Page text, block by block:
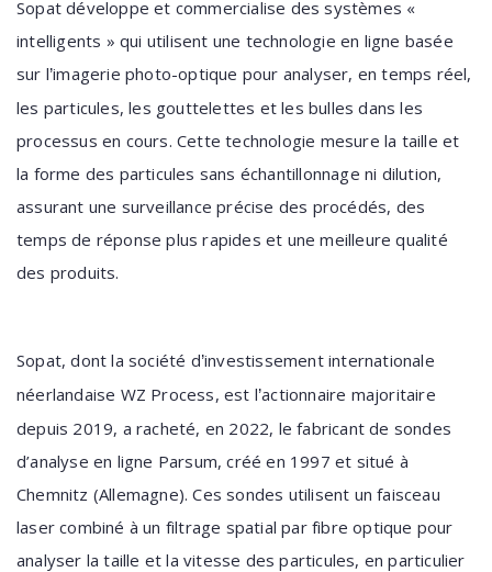
Sopat développe et commercialise des systèmes «
intelligents » qui utilisent une technologie en ligne basée
sur l’imagerie photo-optique pour analyser, en temps réel,
les particules, les gouttelettes et les bulles dans les
processus en cours. Cette technologie mesure la taille et
la forme des particules sans échantillonnage ni dilution,
assurant une surveillance précise des procédés, des
temps de réponse plus rapides et une meilleure qualité
des produits.
Sopat, dont la société d’investissement internationale
néerlandaise WZ Process, est l’actionnaire majoritaire
depuis 2019, a racheté, en 2022, le fabricant de sondes
d’analyse en ligne Parsum, créé en 1997 et situé à
Chemnitz (Allemagne). Ces sondes utilisent un faisceau
laser combiné à un filtrage spatial par fibre optique pour
analyser la taille et la vitesse des particules, en particulier